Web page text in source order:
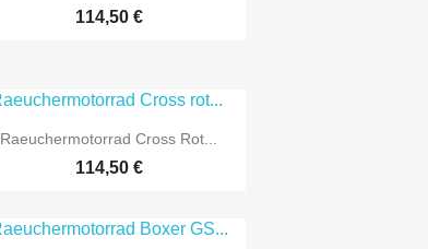
114,50 €
 Vorschau
Raeuchermotorrad Cross Rot...
114,50 €